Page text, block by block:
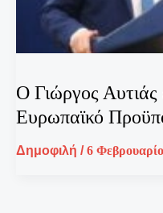
Ο Γιώργος Αυτιάς
Ευρωπαϊκό
Δημοφιλή /6